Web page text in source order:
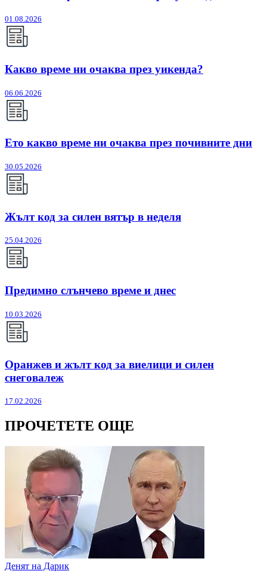
01.08.2026
Какво време ни очаква през уикенда?
06.06.2026
Ето какво време ни очаква през почивните дни
30.05.2026
Жълт код за силен вятър в неделя
25.04.2026
Предимно слънчево време и днес
10.03.2026
Оранжев и жълт код за виелици и силен
снеговалеж
17.02.2026
ПРОЧЕТЕТЕ ОЩЕ
Денят на Дарик